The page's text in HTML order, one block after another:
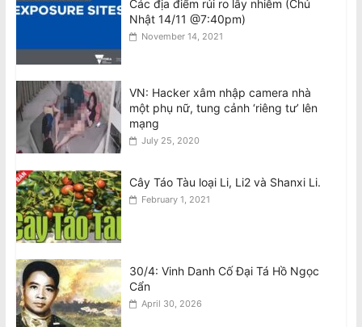
August 7, 2026
August 7, 2026
Nghiên cứu Úc: Nắng nóng cực đoan
nguy cơ ảnh hưởng đến sức khỏe tâm
August 7, 2026
Các địa điểm rủi ro lây nhiễm (Chủ
Nhật 14/11 @7:40pm)
November 14, 2021
VN: Hacker xâm nhập camera nhà
một phụ nữ, tung cảnh ‘riêng tư’ lên
mạng
July 25, 2020
Cây Táo Tàu loại Li, Li2 và Shanxi Li.
February 1, 2021
30/4: Vinh Danh Cố Đại Tá Hồ Ngọc
Cẩn
April 30, 2026